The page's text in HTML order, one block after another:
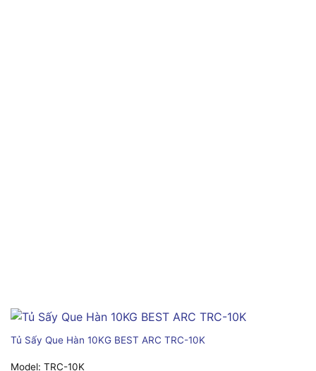
Tủ Sấy Que Hàn 10KG BEST ARC TRC-10K
Model: TRC-10K